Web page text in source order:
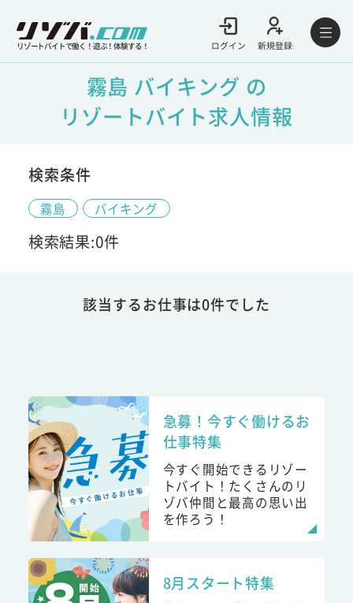
リゾートバイトで働く！遊ぶ！体験する！ ログイン 新規登録
霧島 バイキング の
リゾートバイト求人情報
検索条件
霧島 バイキング
検索結果:0件
該当するお仕事は0件でした
急募！今すぐ働けるお
仕事特集
今すぐ開始できるリゾー
トバイト！たくさんのリ
ゾバ仲間と最高の思い出
を作ろう！
8月スタート特集